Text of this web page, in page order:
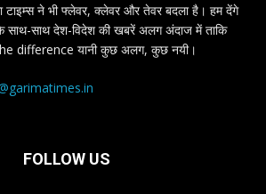
टाइम्स ने भी फ्लेवर, क्लेवर और तेवर बदला है। हम देंगे
साथ देश-विदेश की खबरें अलग अंदाज में ताकि
difference यानी कुछ अलग, कुछ नयी।
FOLLOW US